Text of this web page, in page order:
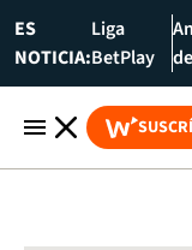
ES
NOTICIA:
Liga
BetPlay